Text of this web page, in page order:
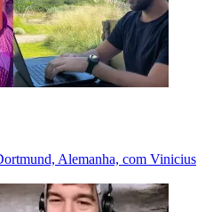
Alemanha, com Vinicius